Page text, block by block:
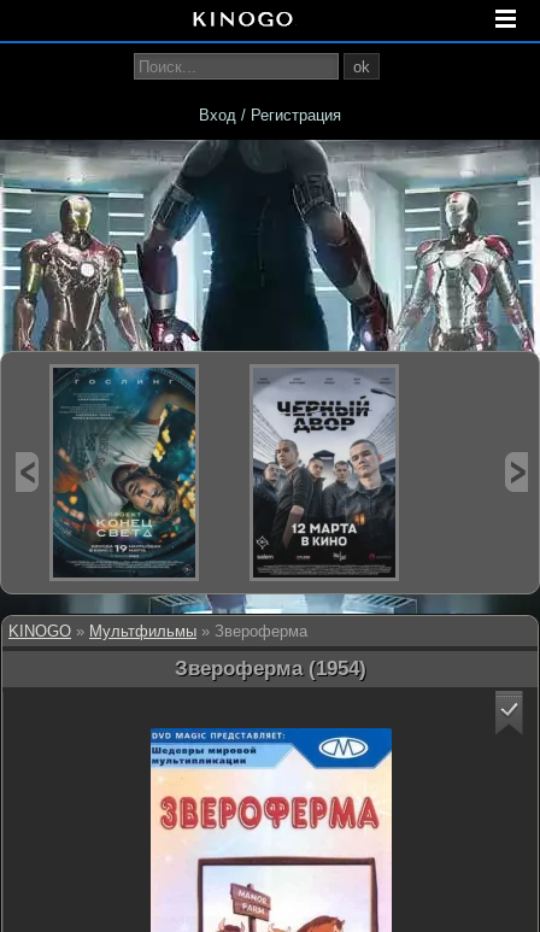
KINOGO » Мультфильмы » Звероферма
Звероферма (1954)
ok
Вход / Регистрация